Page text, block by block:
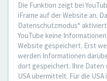
Die Funktion zeigt bei
iFrame auf der Website an.
Datenschutzmodus“
YouTube keine
Website gespeichert. Erst
werden Informationen
dort gespeichert. Ihre Daten
USA übermittelt. Für die USA